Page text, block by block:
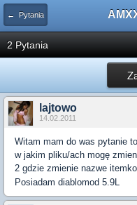
← Pytania
2 Pytania
lajtowo
14.02.2011
Witam mam do was pytanie
w jakim pliku/ach mogę
2 gdzie zmienie nazwe
Posiadam diablomod 5.9L